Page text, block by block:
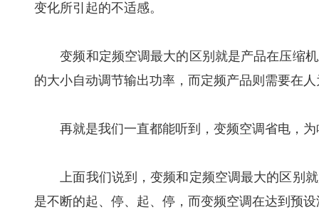
变化所引起的不适感。
变频和定频空调最大的区别就是产品在压缩机
的大小自动调节输出功率，而定频产品则需要在
再就是我们一直都能听到，变频空调省电，为
上面我们说到，变频和定频空调最大的区别就
是不断的起、停、起、停，而变频空调在达到预